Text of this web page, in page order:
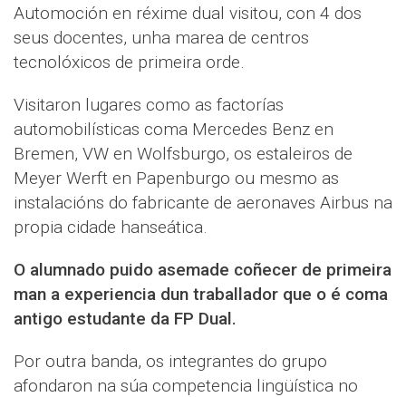
Automoción en réxime dual visitou, con 4 dos
seus docentes, unha marea de centros
tecnolóxicos de primeira orde.
Visitaron lugares como as factorías
automobilísticas coma Mercedes Benz en
Bremen, VW en Wolfsburgo, os estaleiros de
Meyer Werft en Papenburgo ou mesmo as
instalacións do fabricante de aeronaves Airbus na
propia cidade hanseática.
O alumnado puido asemade coñecer de primeira
man a experiencia dun traballador que o é coma
antigo estudante da FP Dual.
Por outra banda, os integrantes do grupo
afondaron na súa competencia lingüística no